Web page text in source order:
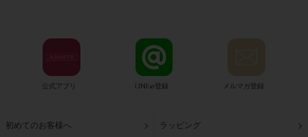
公式アプリ LINE@登録 メルマガ登録
初めてのお客様へ ラッピング